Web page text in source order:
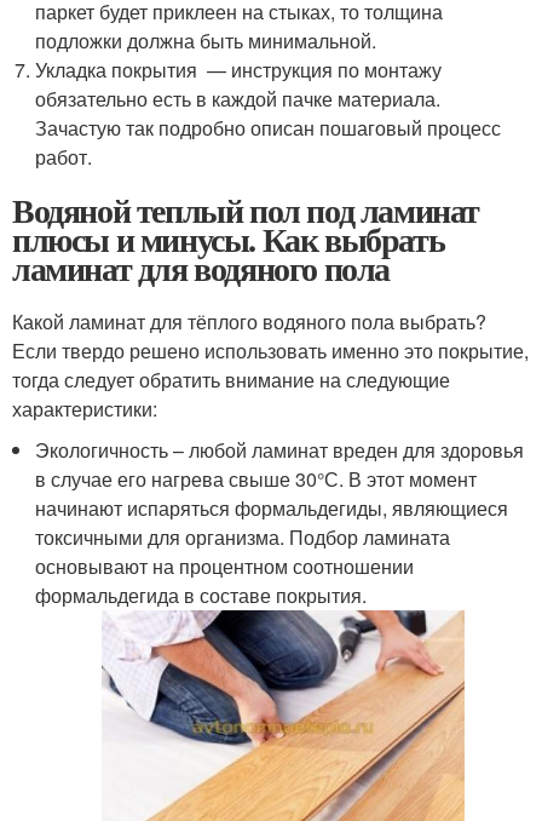
паркет будет приклеен на стыках, то толщина
подложки должна быть минимальной.
Укладка покрытия — инструкция по монтажу
обязательно есть в каждой пачке материала.
Зачастую так подробно описан пошаговый процесс
работ.
Водяной теплый пол под ламинат
плюсы и минусы. Как выбрать
ламинат для водяного пола
Какой ламинат для тёплого водяного пола выбрать?
Если твердо решено использовать именно это покрытие,
тогда следует обратить внимание на следующие
характеристики:
Экологичность – любой ламинат вреден для здоровья
в случае его нагрева свыше 30°С. В этот момент
начинают испаряться формальдегиды, являющиеся
токсичными для организма. Подбор ламината
основывают на процентном соотношении
формальдегида в составе покрытия.